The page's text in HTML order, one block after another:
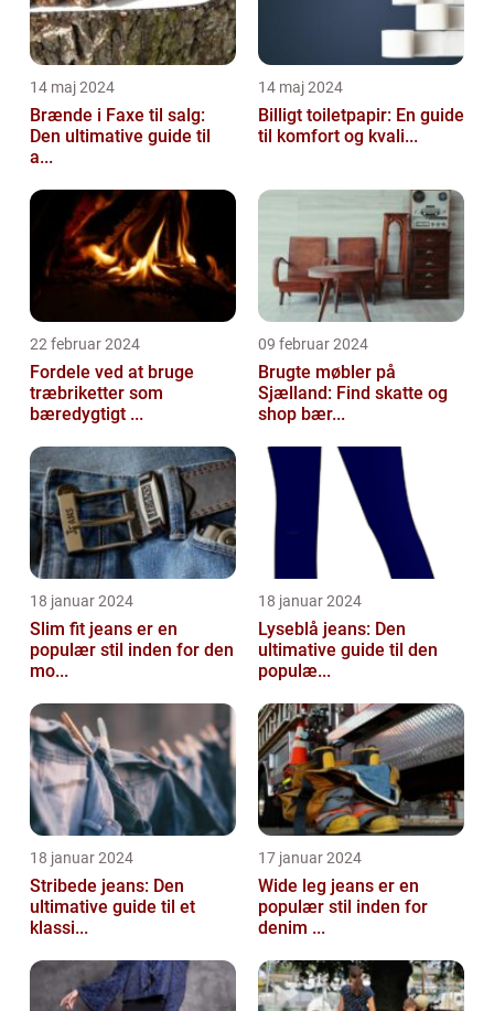
14 maj 2024
Brænde i Faxe til salg:
Den ultimative guide til
a...
14 maj 2024
Billigt toiletpapir: En guide
til komfort og kvali...
22 februar 2024
Fordele ved at bruge
træbriketter som
bæredygtigt ...
09 februar 2024
Brugte møbler på
Sjælland: Find skatte og
shop bær...
18 januar 2024
Slim fit jeans er en
populær stil inden for den
mo...
18 januar 2024
Lyseblå jeans: Den
ultimative guide til den
populæ...
18 januar 2024
Stribede jeans: Den
ultimative guide til et
klassi...
17 januar 2024
Wide leg jeans er en
populær stil inden for
denim ...